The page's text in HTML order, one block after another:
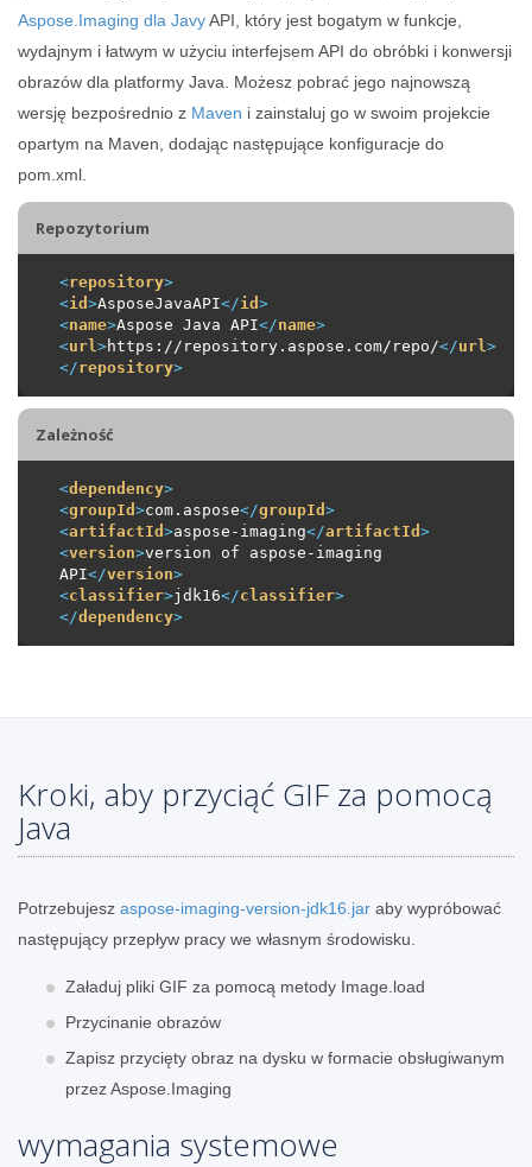
Aspose.Imaging dla JavyAPI, który jest bogatym w funkcje,
wydajnym i łatwym w użyciu interfejsem API do obróbki i konwersji
obrazów dla platformy Java. Możesz pobrać jego najnowszą
wersję bezpośrednio z Maven i zainstaluj go w swoim projekcie
opartym na Maven, dodając następujące konfiguracje do
pom.xml.
Repozytorium
<repository>
<id >AsposeJavaAPI</id >
<name>Aspose Java API</name>
<url >https://repository.aspose.com/repo/</url >
</repository>
Zależność
<dependency>
<groupId >com.aspose</groupId >
<artifactId >aspose-imaging</artifactId >
<version>version of aspose-imaging
API</version>
<classifier>jdk16</classifier>
</dependency>
Kroki, aby przyciąć GIF za pomocą
Java
Potrzebujesz aspose-imaging-version-jdk16.jar aby wypróbować
następujący przepływ pracy we własnym środowisku.
Załaduj pliki GIF za pomocą metody Image.load
Przycinanie obrazów
Zapisz przycięty obraz na dysku w formacie obsługiwanym
przez Aspose.Imaging
wymagania systemowe